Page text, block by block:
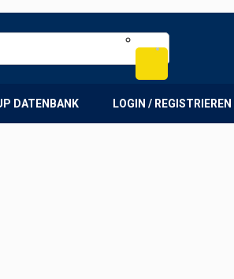
DATENBANK LOGIN / REGISTRIEREN